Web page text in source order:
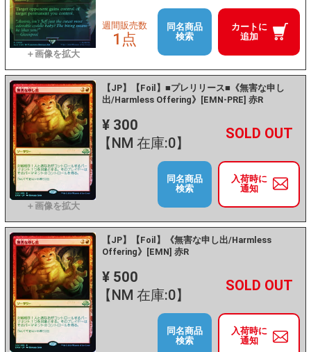
カートに
追加
週間販売数
1点
同名商品
検索
【JP】【Foil】■プレリリース■《無害な申し
出/Harmless Offering》[EMN-PRE] 赤R
¥ 300
【NM 在庫:0】
－ +
入荷時に
通知
同名商品
検索
【JP】【Foil】《無害な申し出/Harmless
Offering》[EMN] 赤R
¥ 500
【NM 在庫:0】
－ +
入荷時に
通知
同名商品
検索